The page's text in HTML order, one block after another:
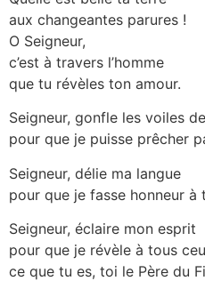
aux changeantes parures !
O Seigneur,
c’est à travers l’homme
que tu révèles ton amour.
Seigneur, gonfle les voiles
pour que je puisse prêcher
Seigneur, délie ma langue
pour que je fasse honneur à
Seigneur, éclaire mon esprit
pour que je révèle à tous
ce que tu es, toi le Père du